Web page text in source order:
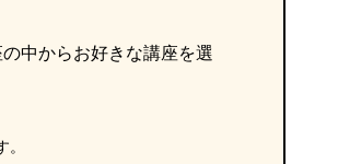
中からお好きな講座を選